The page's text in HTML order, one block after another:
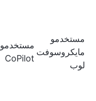
مستخدمو
مايكروسوفت
لوب
مستخدمو
CoPilot